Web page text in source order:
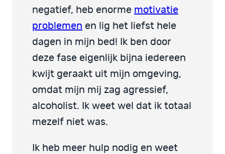
negatief, heb enorme motivatie
problemen en lig het liefst hele
dagen in mijn bed! Ik ben door
deze fase eigenlijk bijna iedereen
kwijt geraakt uit mijn omgeving,
omdat mijn mij zag agressief,
alcoholist. Ik weet wel dat ik totaal
mezelf niet was.
Ik heb meer hulp nodig en weet